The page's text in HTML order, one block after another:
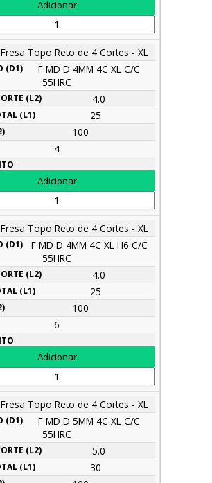
Fresa Topo Reto de 4 Cortes - XL
F MD D 4MM 4C XL C/C
55HRC
4.0
25
100
4
Fresa Topo Reto de 4 Cortes - XL
F MD D 4MM 4C XL H6 C/C
55HRC
4.0
25
100
6
Fresa Topo Reto de 4 Cortes - XL
F MD D 5MM 4C XL C/C
55HRC
5.0
30